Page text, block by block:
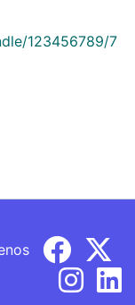
123456789/7